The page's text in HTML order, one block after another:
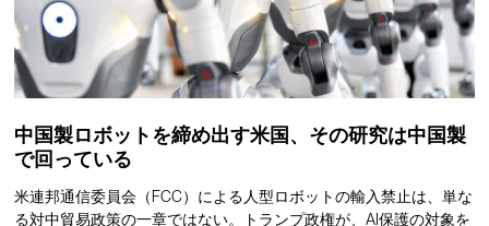
中国製ロボットを締め出す米国、その研究は中国製
で回っている
米連邦通信委員会（FCC）による人型ロボットの輸入禁止は、単な
る対中貿易政策の一章ではない。トランプ政権が、AI保護の対象を